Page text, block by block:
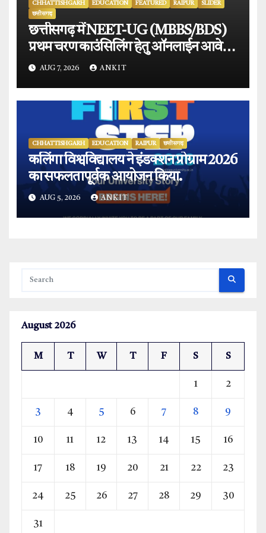
CHHATTISHGARH EDUCATION FEATURED RAIPUR
SLIDER
छत्तीसगढ़
छत्तीसगढ़ में NEET-UG (MBBS/BDS)
प्रथम चरण काउंसिलिंग हेतु ऑनलाईन आवेदन
प्रारंभ.
AUG 7, 2026 ANKIT
CHHATTISHGARH EDUCATION RAIPUR छत्तीसगढ़
कलिंगा विश्वविद्यालय ने इंडक्शन प्रोग्राम 2026
का सफलतापूर्वक आयोजन किया.
AUG 5, 2026 ANKIT
August 2026
M T W T F S S
1 2
3 4 5 6 7 8 9
10 11 12 13 14 15 16
17 18 19 20 21 22 23
24 25 26 27 28 29 30
31